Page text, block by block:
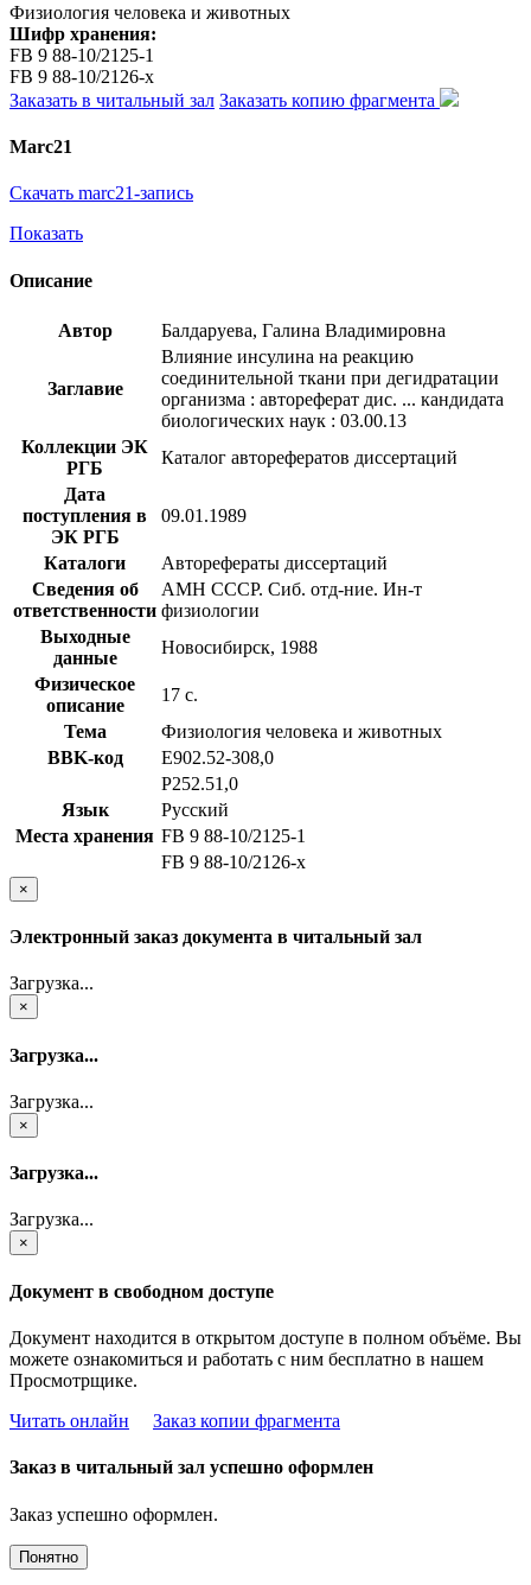
Физиология человека и животных
Шифр хранения:
FB 9 88-10/2125-1
FB 9 88-10/2126-x
Заказать в читальный зал Заказать копию фрагмента
Marc21
Скачать marc21-запись
Показать
Описание
Автор Балдаруева, Галина Владимировна
Заглавие
Влияние инсулина на реакцию
соединительной ткани при дегидратации
организма : автореферат дис. ... кандидата
биологических наук : 03.00.13
Коллекции ЭК
РГБ
Каталог авторефератов диссертаций
Дата
поступления в
ЭК РГБ
09.01.1989
Каталоги
Авторефераты диссертаций
Сведения об
ответственности
АМН СССР. Сиб. отд-ние. Ин-т
физиологии
Выходные
данные
Новосибирск, 1988
Физическое
описание
17 с.
Тема
Физиология человека и животных
BBK-код
Е902.52-308,0
Р252.51,0
Язык
Русский
Места хранения FB 9 88-10/2125-1
FB 9 88-10/2126-x
×
Электронный заказ документа в читальный зал
Загрузка...
×
Загрузка...
Загрузка...
×
Загрузка...
Загрузка...
×
Документ в свободном доступе
Документ находится в открытом доступе в полном объёме. Вы
можете ознакомиться и работать с ним бесплатно в нашем
Просмотрщике.
Читать онлайн
Заказ копии фрагмента
Заказ в читальный зал успешно оформлен
Заказ успешно оформлен.
Понятно